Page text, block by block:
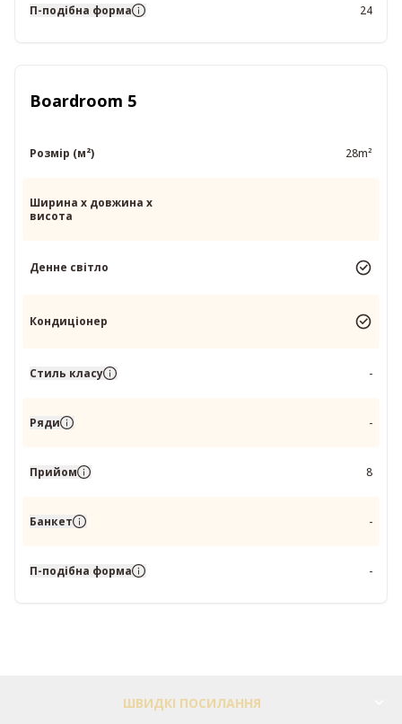
П-подібна форма 24
Boardroom 5
Розмір (м²) 28m²
Ширина x довжина x
висота
Денне світло
Кондиціонер
Стиль класу -
Ряди -
Прийом 8
Банкет -
П-подібна форма -
ШВИДКІ ПОСИЛАННЯ